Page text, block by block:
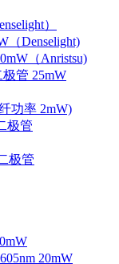
）
（Denselight)
（Anristsu)
管 25mW
功率 2mW)
极管
极管
20mW